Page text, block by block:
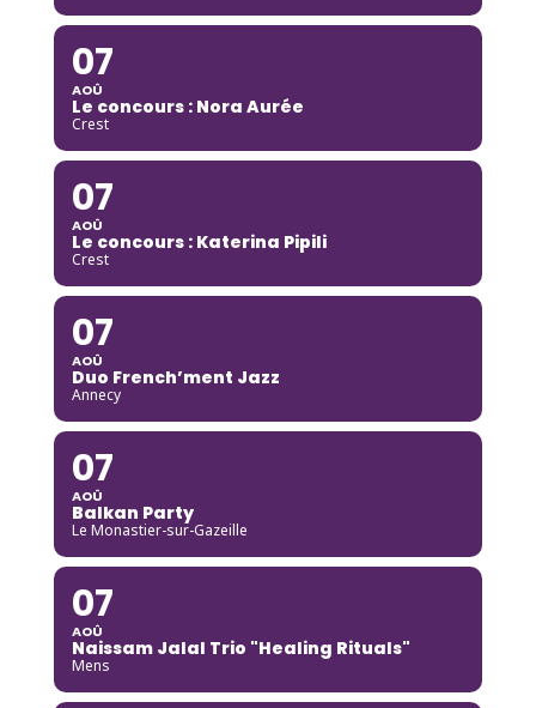
07
AOÛ
Le concours : Nora Aurée
Crest
07
AOÛ
Le concours : Katerina Pipili
Crest
07
AOÛ
Duo French’ment Jazz
Annecy
07
AOÛ
Balkan Party
Le Monastier-sur-Gazeille
07
AOÛ
Naissam Jalal Trio "Healing Rituals"
Mens